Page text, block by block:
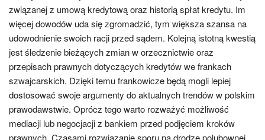
związanej z umową kredytową oraz historią spłat kredytu. Im
więcej dowodów uda się zgromadzić, tym większa szansa na
udowodnienie swoich racji przed sądem. Kolejną istotną kwestią
jest śledzenie bieżących zmian w orzecznictwie oraz
przepisach prawnych dotyczących kredytów we frankach
szwajcarskich. Dzięki temu frankowicze będą mogli lepiej
dostosować swoje argumenty do aktualnych trendów w polskim
prawodawstwie. Oprócz tego warto rozważyć możliwość
mediacji lub negocjacji z bankiem przed podjęciem kroków
prawnych. Czasami rozwiązanie sporu na drodze polubownej